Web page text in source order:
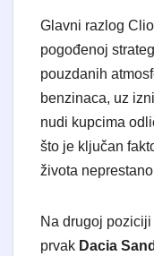
​Glavni razlog
pogođenoj
pouzdanih
benzinaca, uz
nudi kupcima
što je ključan
života
​Na drugoj
prvak Dacia